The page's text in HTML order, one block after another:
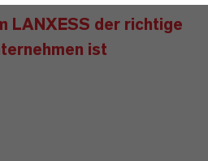
LANXESS der richtige
ist